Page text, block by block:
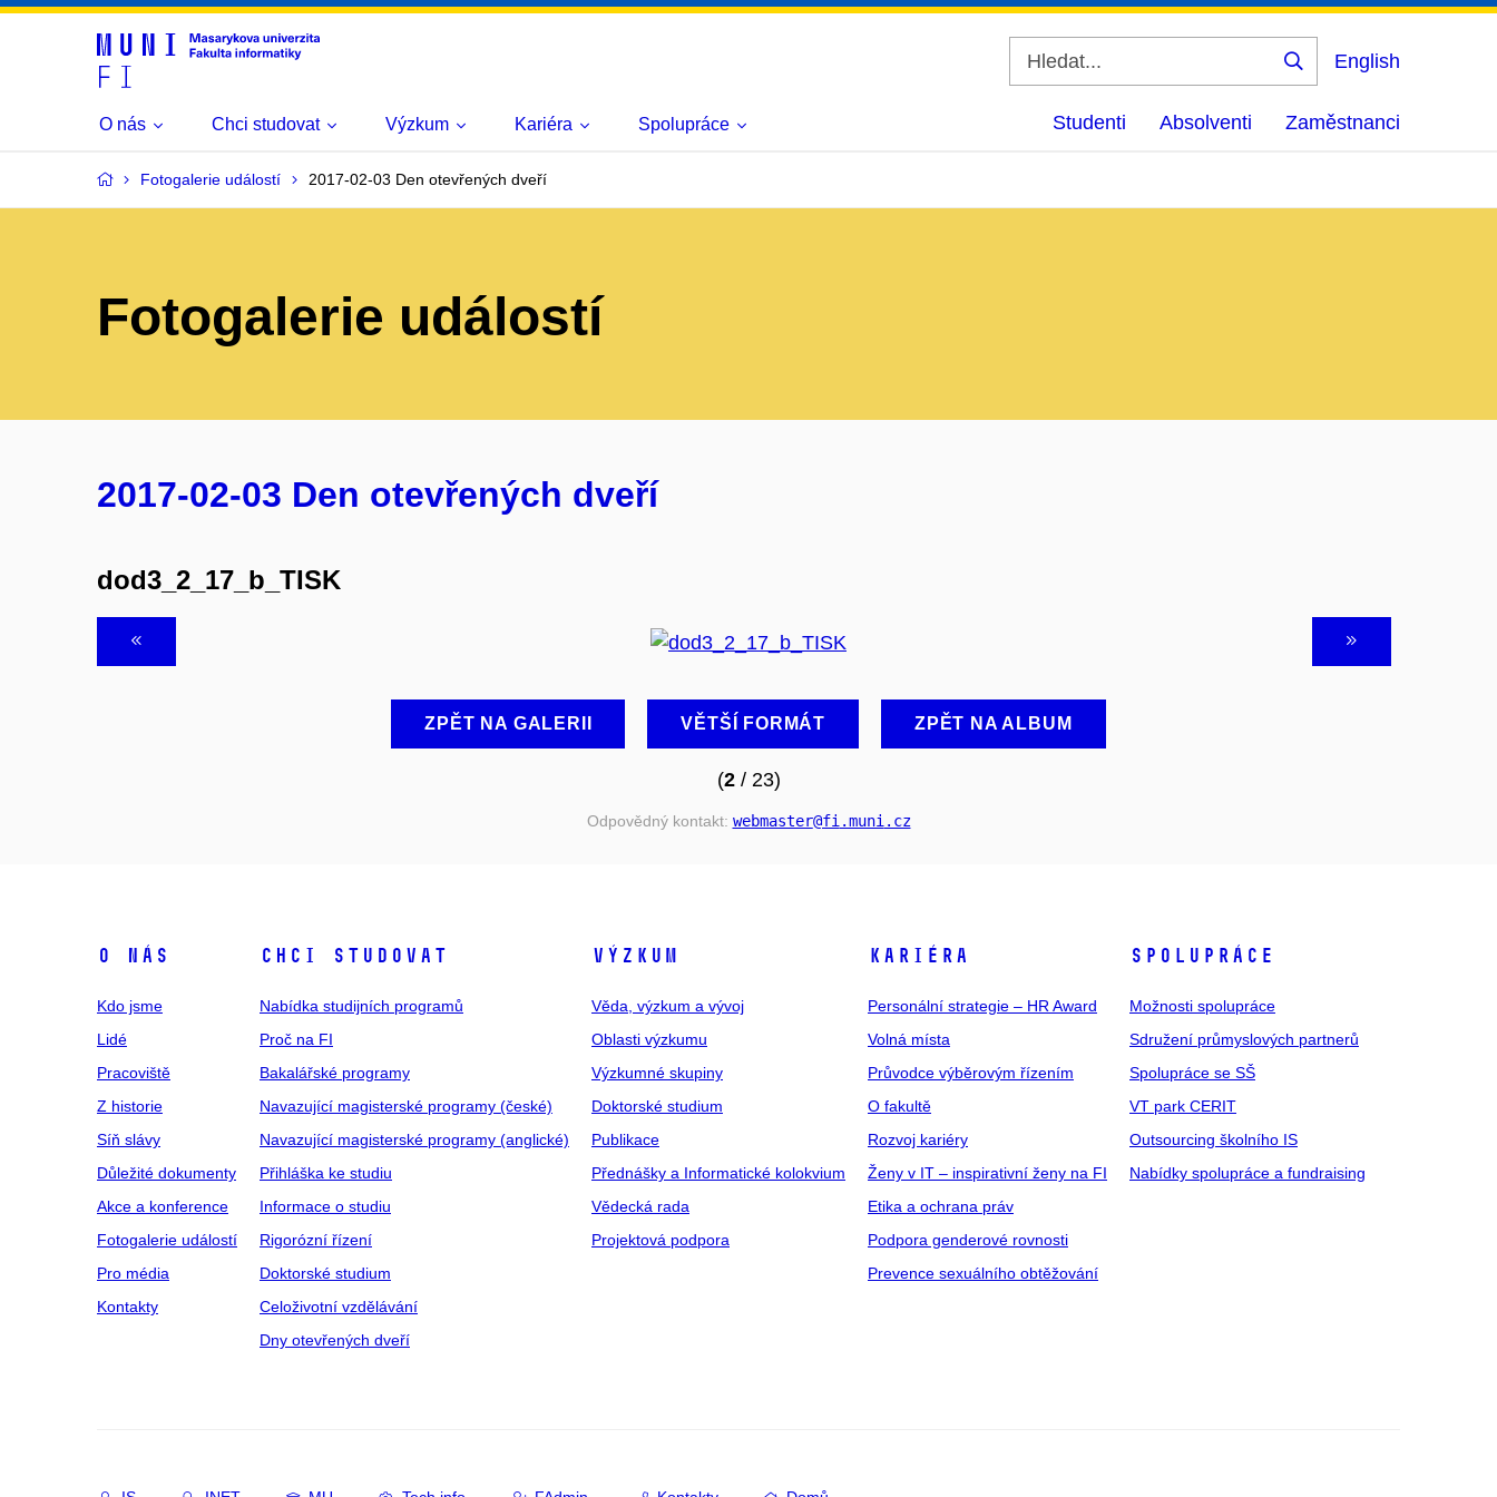
Vyhledat
English
O nás Chci studovat Výzkum Kariéra Spolupráce Studenti Absolventi Zaměstnanci
Fotogalerie událostí 2017-02-03 Den otevřených dveří
Fotogalerie událostí
2017-02-03 Den otevřených dveří
dod3_2_17_b_TISK
ZPĚT NA GALERII VĚTŠÍ FORMÁT ZPĚT NA ALBUM
(2/ 23)
Odpovědný kontakt: webmaster@fi .muni .cz
O NÁS
Kdo jsme
Lidé
Pracoviště
Z historie
Síň slávy
Důležité dokumenty
Akce a konference
Fotogalerie událostí
Pro média
Kontakty
CHCI STUDOVAT
Nabídka studijních programů
Proč na FI
Bakalářské programy
Navazující magisterské programy (české)
Navazující magisterské programy (anglické)
Přihláška ke studiu
Informace o studiu
Rigorózní řízení
Doktorské studium
Celoživotní vzdělávání
Dny otevřených dveří
VÝZKUM
Věda, výzkum a vývoj
Oblasti výzkumu
Výzkumné skupiny
Doktorské studium
Publikace
Přednášky a Informatické kolokvium
Vědecká rada
Projektová podpora
KARIÉRA
Personální strategie – HR Award
Volná místa
Průvodce výběrovým řízením
O fakultě
Rozvoj kariéry
Ženy v IT – inspirativní ženy na FI
Etika a ochrana práv
Podpora genderové rovnosti
Prevence sexuálního obtěžování
SPOLUPRÁCE
Možnosti spolupráce
Sdružení průmyslových partnerů
Spolupráce se SŠ
VT park CERIT
Outsourcing školního IS
Nabídky spolupráce a fundraising